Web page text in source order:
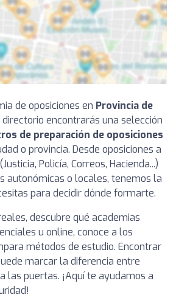
de oposiciones en Provincia de
directorio encontrarás una selección
de preparación de oposiciones
o provincia. Desde oposiciones a
Policía, Correos, Hacienda...)
autonómicas o locales, tenemos la
para decidir dónde formarte.
descubre qué academias
u online, conoce a los
métodos de estudio. Encontrar
marcar la diferencia entre
las puertas. ¡Aquí te ayudamos a